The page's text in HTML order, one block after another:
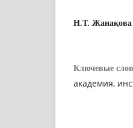
Н.Т. Жанақова
Ключевые
академия,